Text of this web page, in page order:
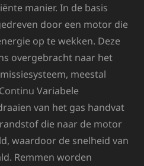
manier. In de basis
door een motor die
op te wekken. Deze
overgebracht naar het
meestal
Variabele
van het gas handvat
die naar de motor
waardoor de snelheid van
Remmen worden